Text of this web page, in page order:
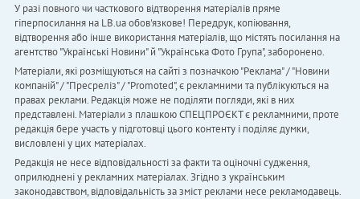
У разі повного чи часткового відтворення матеріалів пряме
гіперпосилання на LB.ua обов'язкове! Передрук, копіювання,
відтворення або інше використання матеріалів, що містять посилання на
агентство "Українськi Новини" й "Українська Фото Група", заборонено.
Матеріали, які розміщуються на сайті з позначкою "Реклама" / "Новини
компаній" / "Пресреліз" / "Promoted", є рекламними та публікуються на
правах реклами. Редакція може не поділяти погляди, які в них
представлені. Матеріали з плашкою СПЕЦПРОЄКТ є рекламними, проте
редакція бере участь у підготовці цього контенту і поділяє думки,
висловлені у цих матеріалах.
Редакція не несе відповідальності за факти та оціночні судження,
оприлюднені у рекламних матеріалах. Згідно з українським
законодавством, відповідальність за зміст реклами несе рекламодавець.